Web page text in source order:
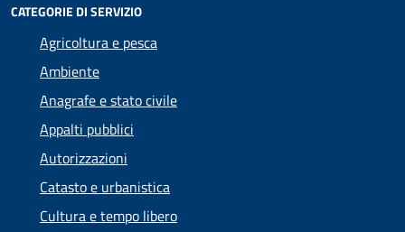
CATEGORIE DI SERVIZIO
Agricoltura e pesca
Ambiente
Anagrafe e stato civile
Appalti pubblici
Autorizzazioni
Catasto e urbanistica
Cultura e tempo libero